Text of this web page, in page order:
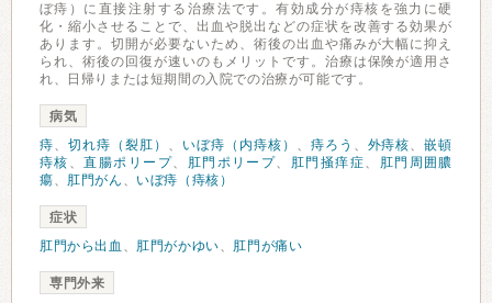
ぼ痔）に直接注射する治療法です。有効成分が痔核を強力に硬
化・縮小させることで、出血や脱出などの症状を改善する効果が
あります。切開が必要ないため、術後の出血や痛みが大幅に抑え
られ、術後の回復が速いのもメリットです。治療は保険が適用さ
れ、日帰りまたは短期間の入院での治療が可能です。
病気
痔、 切れ痔（裂肛） 、 いぼ痔（内痔核） 、 痔ろう 、 外痔核、嵌頓
痔核 、直腸ポリープ、 肛門ポリープ、 肛門掻痒症、
肛門周囲膿
瘍、 肛門がん 、 いぼ痔（痔核）
症状
肛門から出血 、 肛門がかゆい、 肛門が痛い
専門外来